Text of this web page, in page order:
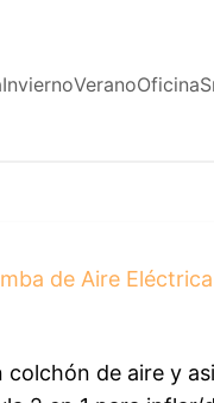
InviernoVeranoOficina
de Aire Eléctrica
de aire y